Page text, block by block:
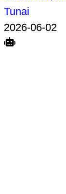
Tunai
2026-06-02